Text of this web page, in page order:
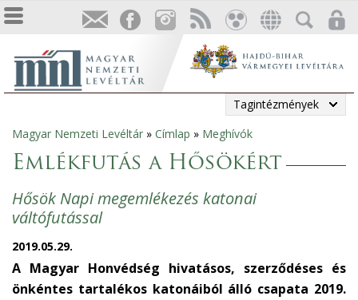
Tagintézmények
Jelenlegi
hely
Magyar Nemzeti Levéltár » Címlap » Meghívók
Emlékfutás a Hősökért
Hősök Napi megemlékezés katonai
váltófutással
2019.05.29.
A Magyar Honvédség hivatásos, szerződéses és
önkéntes tartalékos katonáiból álló csapata 2019.